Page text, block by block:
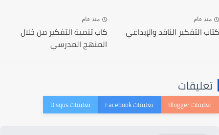
منذ عام
كتاب التفكير الناقد والإبداعي
منذ عام
كاب تنمية التفكير من خلال
المنهج المدرسي
تعليقات